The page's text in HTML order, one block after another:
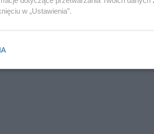
w „Ustawienia”.